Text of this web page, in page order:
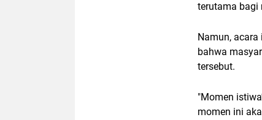
terutama bagi
Namun,
bahwa
tersebut.
"Momen
momen ini